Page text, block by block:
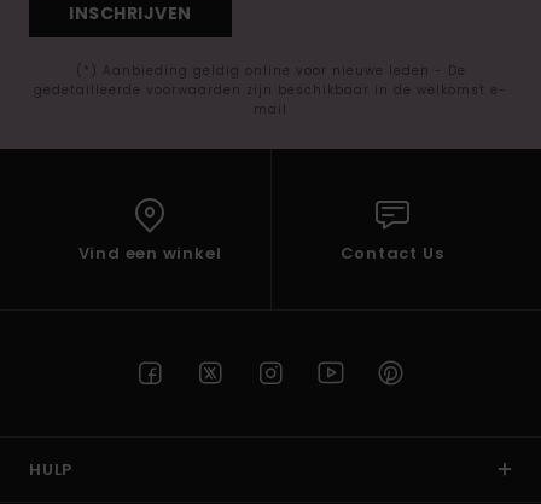
INSCHRIJVEN
(*) Aanbieding geldig online voor nieuwe leden - De
gedetailleerde voorwaarden zijn beschikbaar in de welkomst e-
mail
Vind een winkel Contact Us
HULP